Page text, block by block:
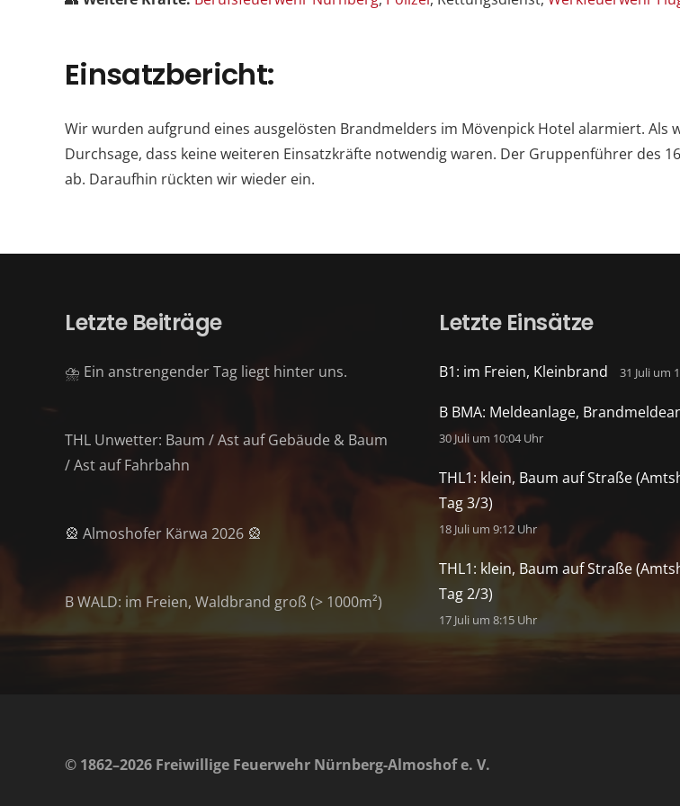
Einsatzbericht:
Wir wurden aufgrund eines ausgelösten Brandmelders im Mövenpick Hotel alarmiert. Als
Durchsage, dass keine weiteren Einsatzkräfte notwendig waren. Der Gruppenführer des
ab. Daraufhin rückten wir wieder ein.
Letzte Beiträge
⛈️ Ein anstrengender Tag liegt hinter uns.
THL Unwetter: Baum / Ast auf Gebäude & Baum
/ Ast auf Fahrbahn
🎡 Almoshofer Kärwa 2026 🎡
B WALD: im Freien, Waldbrand groß (> 1000m²)
Letzte Einsätze
B1: im Freien, Kleinbrand 31 Juli um
B BMA: Meldeanlage,
30 Juli um 10:04 Uhr
THL1: klein, Baum auf Straße
Tag 3/3)
18 Juli um 9:12 Uhr
THL1: klein, Baum auf Straße
Tag 2/3)
17 Juli um 8:15 Uhr
© 1862–2026 Freiwillige Feuerwehr Nürnberg-Almoshof e. V.